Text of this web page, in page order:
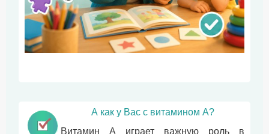
А как у Вас с витамином А?
Витамин А играет важную роль в